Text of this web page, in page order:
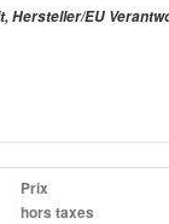
Hersteller/EU
Prix
hors taxes